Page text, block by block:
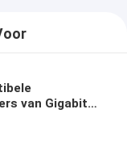
van Gigabit